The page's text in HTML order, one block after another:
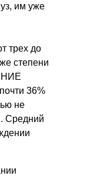
им уже
трех до
степени
36%
не
Средний